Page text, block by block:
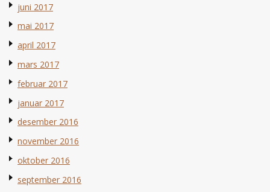
juni 2017
mai 2017
april 2017
mars 2017
februar 2017
januar 2017
desember 2016
november 2016
oktober 2016
september 2016